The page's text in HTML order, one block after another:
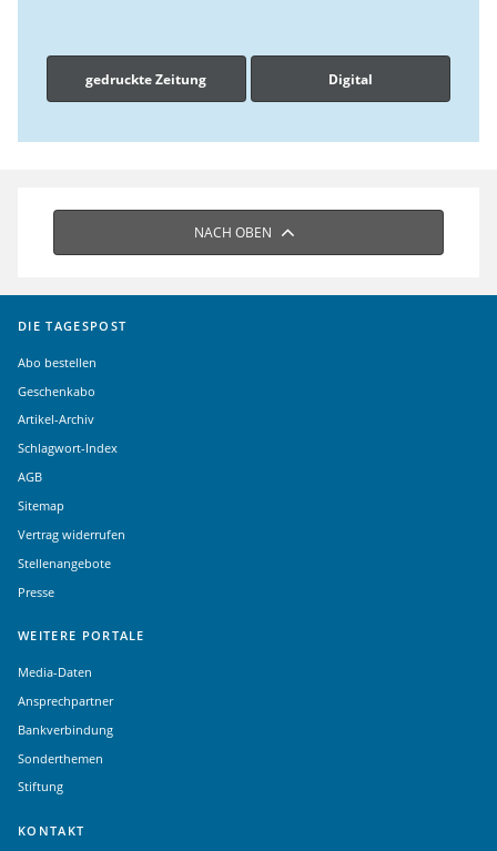
gedruckte Zeitung Digital
NACH OBEN
DIE TAGESPOST
Abo bestellen
Geschenkabo
Artikel-Archiv
Schlagwort-Index
AGB
Sitemap
Vertrag widerrufen
Stellenangebote
Presse
WEITERE PORTALE
Media-Daten
Ansprechpartner
Bankverbindung
Sonderthemen
Stiftung
KONTAKT